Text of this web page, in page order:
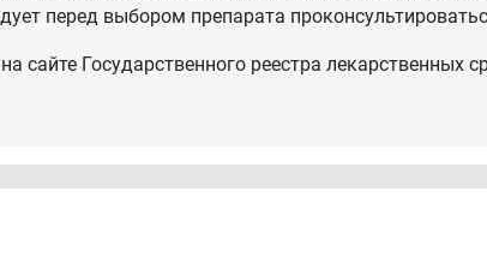
перед выбором препарата
Государственного реестра лекарственных